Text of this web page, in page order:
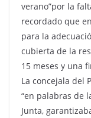
verano”por la
recordado que
para la
cubierta de la
15 meses y una
La concejala del
“en palabras de
Junta,